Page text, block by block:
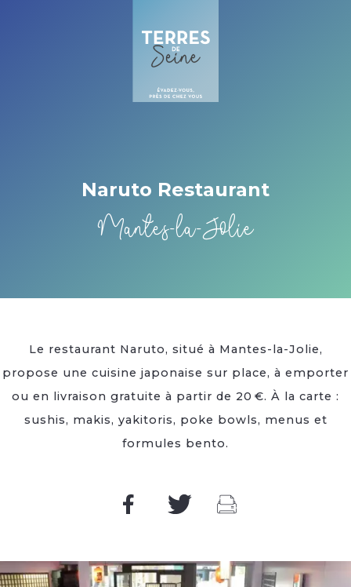
Naruto Restaurant
Mantes-la-Jolie
Le restaurant Naruto, situé à Mantes-la-Jolie,
propose une cuisine japonaise sur place, à emporter
ou en livraison gratuite à partir de 20 €. À la carte :
sushis, makis, yakitoris, poke bowls, menus et
formules bento.